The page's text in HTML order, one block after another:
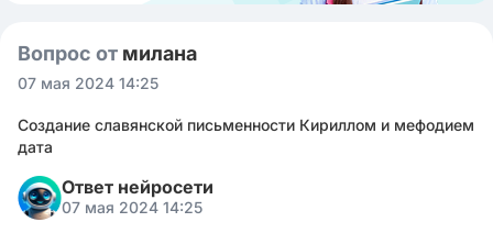
Вопрос от милана ㅤ
07 мая 2024 14:25
Создание славянской письменности Кириллом и мефодием
дата
Ответ нейросети
07 мая 2024 14:25